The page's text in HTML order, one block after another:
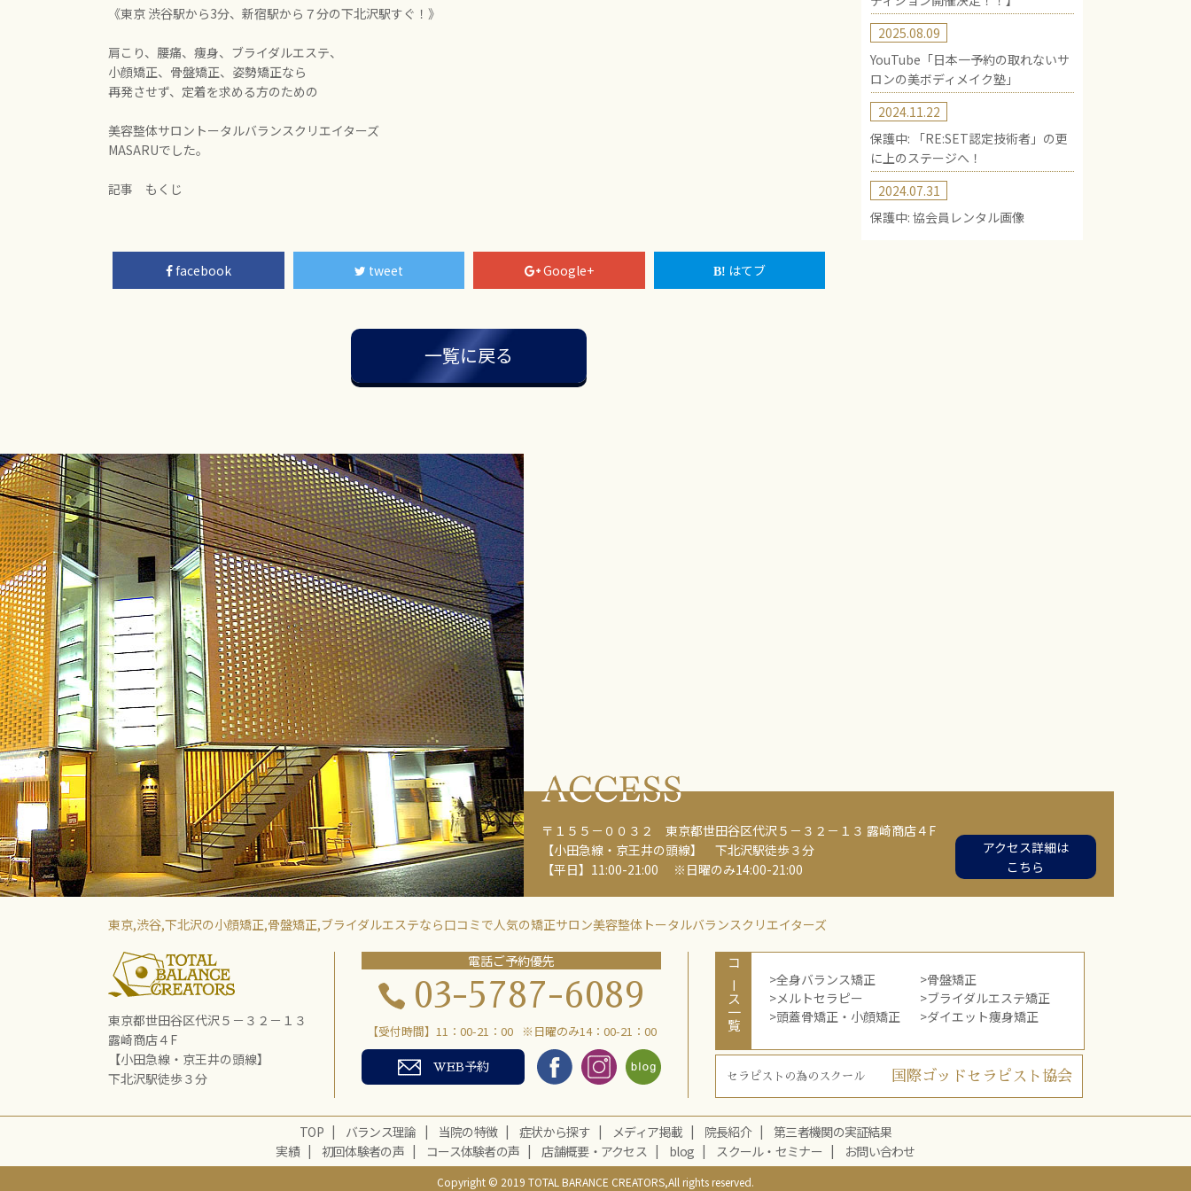
《東京 渋谷駅から3分、新宿駅から７分の下北沢駅すぐ！》
肩こり、腰痛、痩身、ブライダルエステ、
小顔矯正、骨盤矯正、姿勢矯正なら
再発させず、定着を求める方のための
美容整体サロントータルバランスクリエイターズ
MASARUでした。
記事 もくじ
facebook tweet Google+ はてブ
一覧に戻る
YouTube「日本一予約の取れないサ
ロンの美ボディメイク塾」
2025.08.09
保護中: 「RE:SET認定技術者」の更
に上のステージへ！
2024.11.22
保護中: 協会員レンタル画像
2024.07.31
〒１５５－００３２ 東京都世田谷区代沢５－３２－１３ 露崎商店４F
【小田急線・京王井の頭線】 下北沢駅徒歩３分
【平日】11:00-21:00 ※日曜のみ14:00-21:00
アクセス詳細は
こちら
東京,渋谷,下北沢の小顔矯正,骨盤矯正,ブライダルエステなら口コミで人気の矯正サロン美容整体トータルバランスクリエイターズ
東京都世田谷区代沢５－３２－１３
露崎商店４F
【小田急線・京王井の頭線】
下北沢駅徒歩３分
電話ご予約優先
03-5787-6089
【受付時間】11：00-21：00 ※日曜のみ14：00-21：00
WEB予約
コース一覧 全身バランス矯正
骨盤矯正
メルトセラピー
ブライダルエステ矯正
頭蓋骨矯正・小顔矯正
ダイエット痩身矯正
セラピストの為のスクール 国際ゴッドセラピスト協会
TOP バランス理論 当院の特徴 症状から探す メディア掲載 院長紹介
第三者機関の実証結果
実績
初回体験者の声 コース体験者の声 店舗概要・アクセス blog スクール・セミナー お問い合わせ
Copyright © 2019 TOTAL BARANCE CREATORS,All rights reserved.